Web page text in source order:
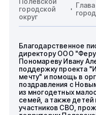
городской
округ
Благодарственное
директору ООО
Пономареву Ивану
поддержку проекта
мечту" и помощь в
поздравления с
из многодетных
семей, а также детей
участников СВО,